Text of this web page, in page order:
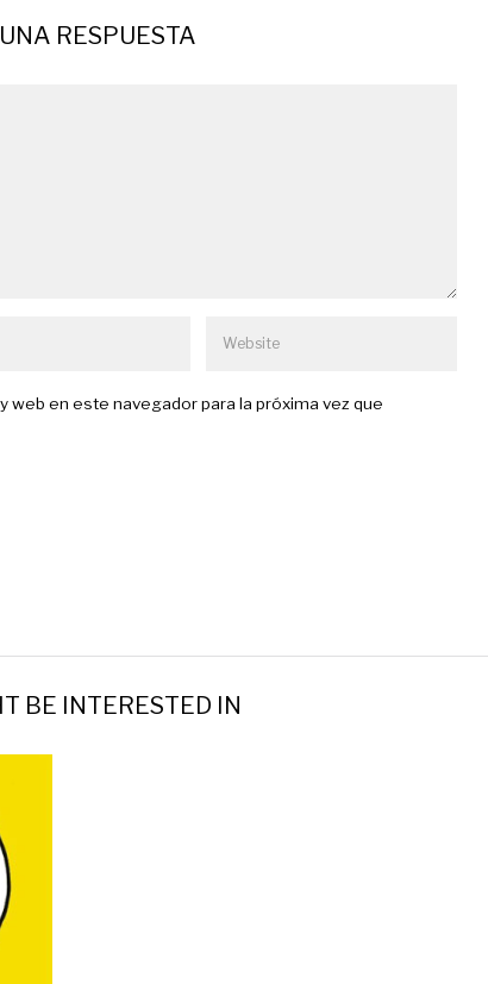
RESPUESTA
en este navegador para la próxima vez que
BE INTERESTED IN